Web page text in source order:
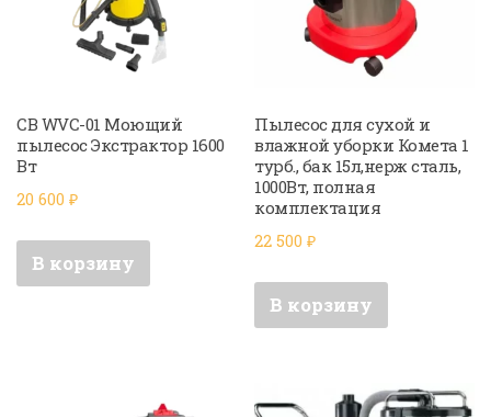
CB WVC-01 Моющий
пылесос Экстрактор 1600
Вт
20 600 ₽
В корзину
Пылесос для сухой и
влажной уборки Комета 1
турб., бак 15л,нерж сталь,
1000Вт, полная
комплектация
22 500₽
В корзину